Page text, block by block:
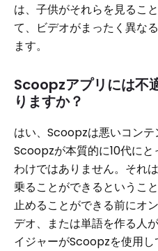
は、子供がそれらを見るこ
て、ビデオがまったく異な
ます。
Scoopzアプリには不
りますか？
はい、Scoopzは悪いコンテ
Scoopzが本質的に10代に
わけではありません。それ
乗ることができるというこ
止めることができる前にオ
デオ、または単語を作る人
イジャーがScoopzを使用